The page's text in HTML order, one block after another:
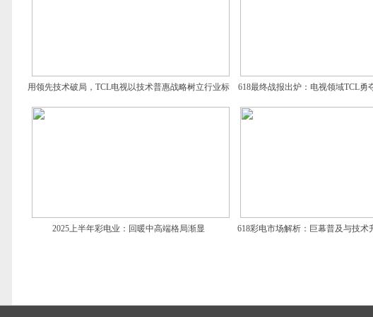
用领先技术破局，TCL电视以技术普惠战略树立行业标
杆
618最终战报出炉：电视领域TCL勇
霸榜
2025上半年彩电业：回暖中高端格局渐显 618彩电市场解析：巨幕普及与技术